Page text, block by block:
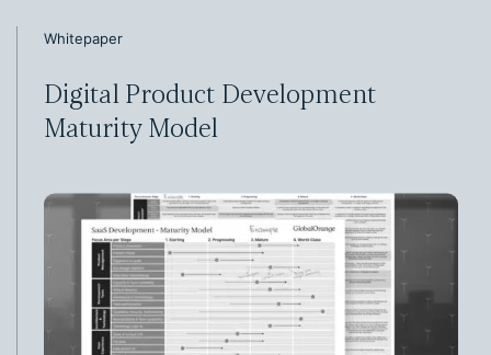
Whitepaper
Digital Product Development
Maturity Model